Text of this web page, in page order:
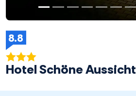
8.8
Hotel Schöne Aussicht